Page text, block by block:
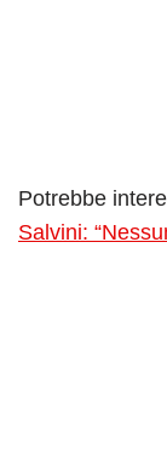
Potrebbe
Salvini: